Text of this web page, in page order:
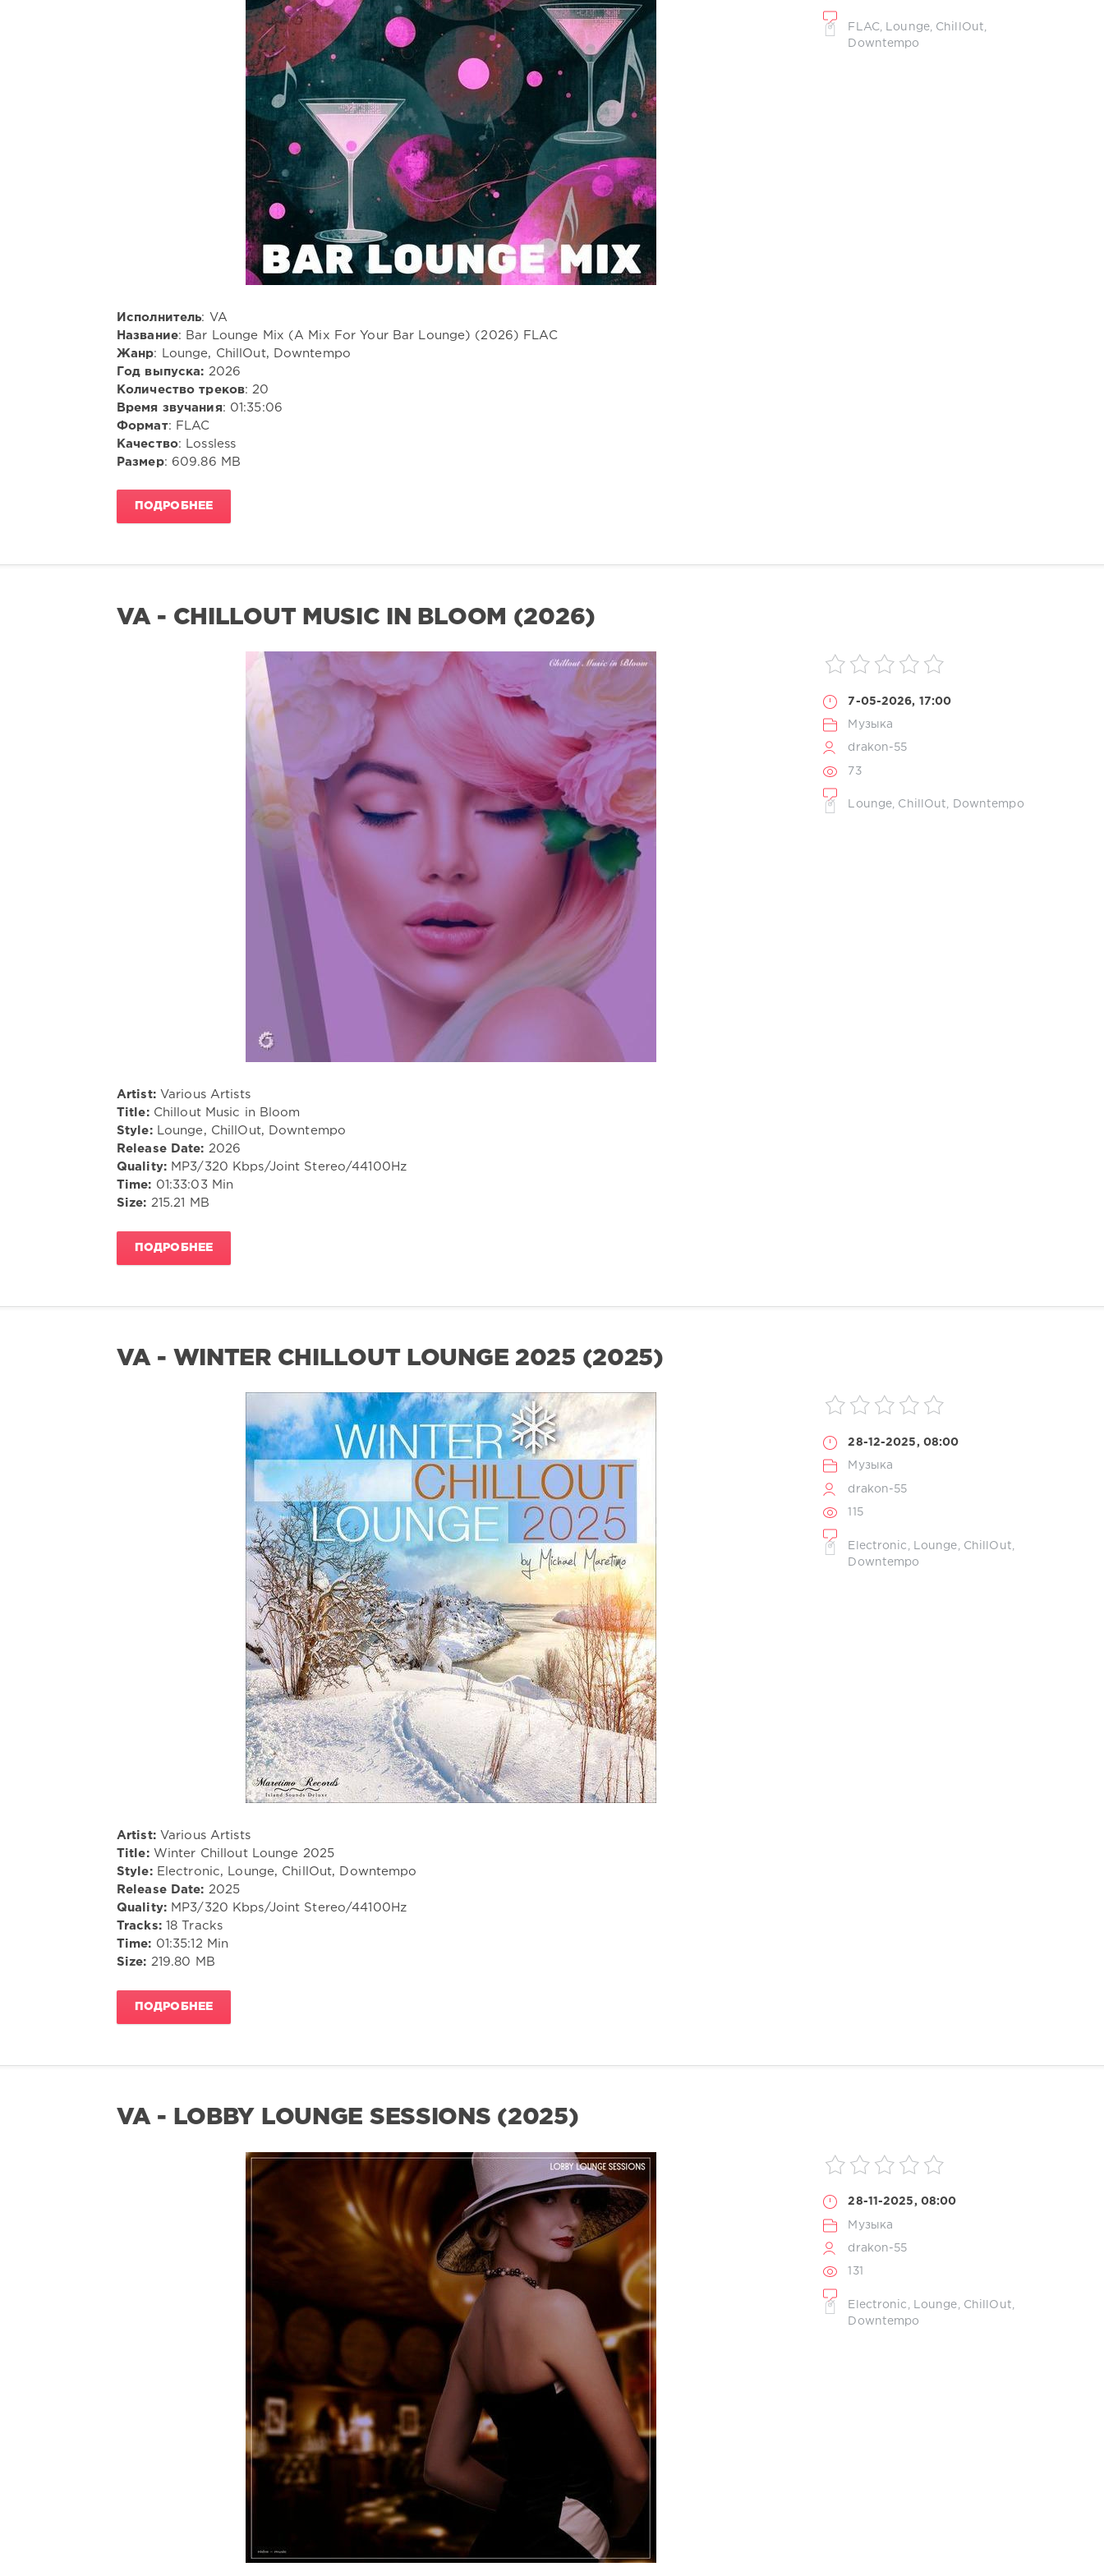
FLAC, Lounge, ChillOut
Downtempo
Исполнитель: VA
Название: Bar Lounge Mix (A Mix For Your Bar Lounge) (2026) FLAC
Жанр: Lounge, ChillOut, Downtempo
Год выпуска: 2026
Количество треков: 20
Время звучания: 01:35:06
Формат: FLAC
Качество: Lossless
Размер: 609.86 MB
ПОДРОБНЕЕ
VA - CHILLOUT MUSIC IN BLOOM (2026)
7-05-2026, 17:00
Музыка
drakon-55
73
Lounge ChillOut Downtempo
Artist:Various Artists
Title:Chillout Music in Bloom
Style:Lounge, ChillOut, Downtempo
Release Date: 2026
Quality:MP3/320 Kbps/Joint Stereo/44100Hz
Time: 01:33:03 Min
Size: 215.21 MB
ПОДРОБНЕЕ
VA - WINTER CHILLOUT LOUNGE 2025 (2025)
28-12-2025, 08:00
Музыка
drakon-55
115
Electronic Lounge ChillOut
Downtempo
Artist:Various Artists
Title:Winter Chillout Lounge 2025
Style:Electronic, Lounge, ChillOut, Downtempo
Release Date: 2025
Quality:MP3/320 Kbps/Joint Stereo/44100Hz
Tracks:18 Tracks
Time: 01:35:12 Min
Size: 219.80 MB
ПОДРОБНЕЕ
VA - LOBBY LOUNGE SESSIONS (2025)
28-11-2025, 08:00
Музыка
drakon-55
131
Electronic Lounge ChillOut
Downtempo